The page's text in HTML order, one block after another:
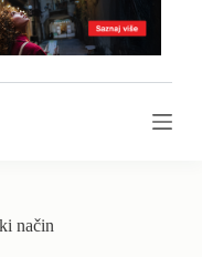
način